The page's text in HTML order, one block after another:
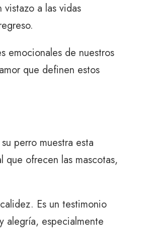
a las vidas
emocionales de nuestros
que definen estos
perro muestra esta
ofrecen las mascotas,
Es un testimonio
alegría, especialmente